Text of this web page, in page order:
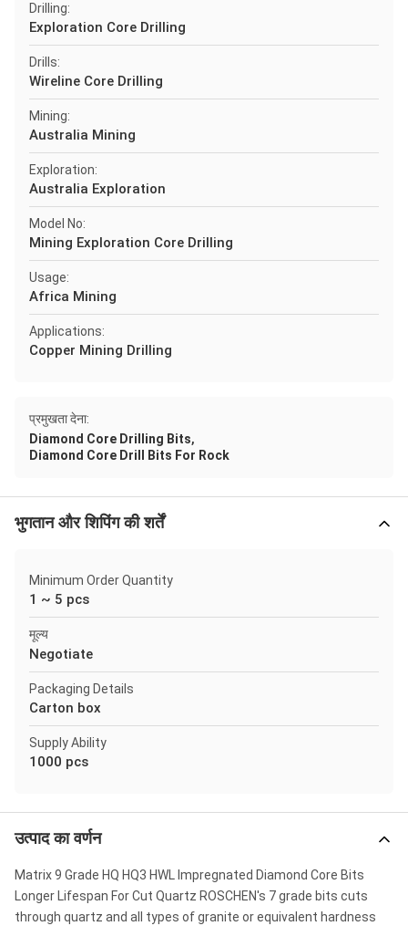
Drilling:
Exploration Core Drilling
Drills:
Wireline Core Drilling
Mining:
Australia Mining
Exploration:
Australia Exploration
Model No:
Mining Exploration Core Drilling
Usage:
Africa Mining
Applications:
Copper Mining Drilling
प्रमुखता देना:
Diamond Core Drilling Bits,
Diamond Core Drill Bits For Rock
भुगतान और शिपिंग की शर्तें
Minimum Order Quantity
1 ~ 5 pcs
मूल्य
Negotiate
Packaging Details
Carton box
Supply Ability
1000 pcs
उत्पाद का वर्णन
Matrix 9 Grade HQ HQ3 HWL Impregnated Diamond Core Bits
Longer Lifespan For Cut Quartz ROSCHEN's 7 grade bits cuts
through quartz and all types of granite or equivalent hardness